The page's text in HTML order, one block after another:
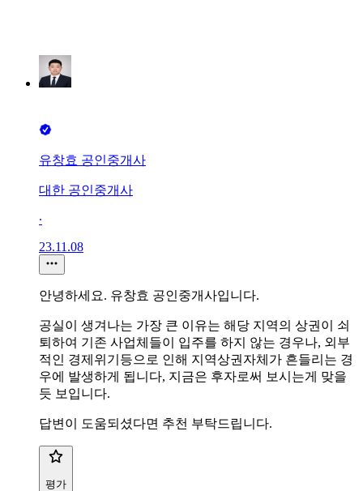
유창효 공인중개사
대한 공인중개사
∙
23.11.08
안녕하세요. 유창효 공인중개사입니다.
공실이 생겨나는 가장 큰 이유는 해당 지역의 상권이 쇠
퇴하여 기존 사업체들이 입주를 하지 않는 경우나, 외부
적인 경제위기등으로 인해 지역상권자체가 흔들리는 경
우에 발생하게 됩니다, 지금은 후자로써 보시는게 맞을
듯 보입니다.
답변이 도움되셨다면 추천 부탁드립니다.
평가